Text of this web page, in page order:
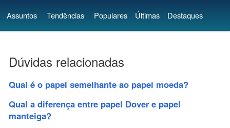
Assuntos Tendências Populares Últimas Destaques
Dúvidas relacionadas
Qual é o papel semelhante ao papel moeda?
Qual a diferença entre papel Dover e papel
manteiga?